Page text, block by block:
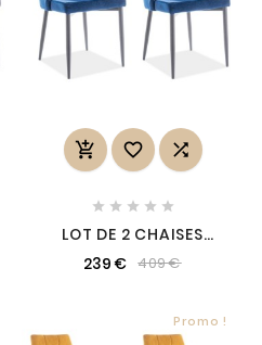
  
    
LOT DE 2 CHAISES
VELOURS DE QUALITÉ,
239 € 409 €
Promo !